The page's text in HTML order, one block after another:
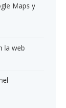
Maps y
la web